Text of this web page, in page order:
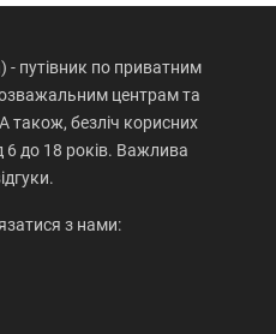
путівник по приватним
центрам та
також, безліч корисних
6 до 18 років. Важлива
з нами: